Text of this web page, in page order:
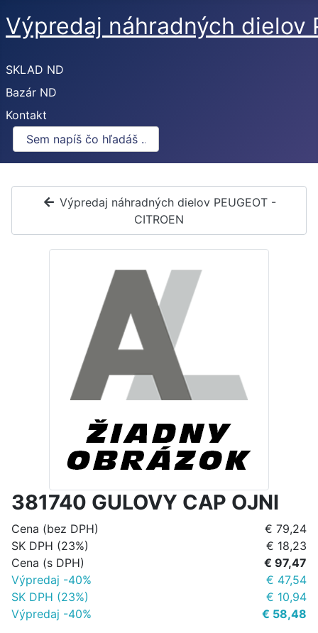
Výpredaj náhradných dielov
SKLAD ND
Bazár ND
Kontakt
Výpredaj náhradných dielov PEUGEOT -
CITROEN
381740 GULOVY CAP OJNI
Cena (bez DPH)
€ 79,24
SK DPH (23%)
€ 18,23
Cena (s DPH)
€ 97,47
Výpredaj -40%
€ 47,54
SK DPH (23%)
€ 10,94
Výpredaj -40%
€ 58,48